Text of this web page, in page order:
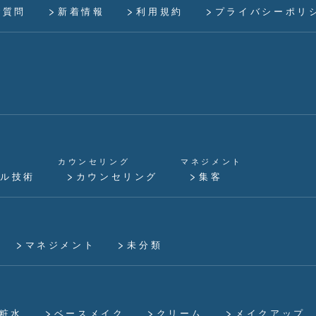
問 新着情報 利用規約 プライバシーポリ
技術
カウンセリング
カウンセリング
マネジメント
集客
マネジメント 未分類
水 ベースメイク クリーム メイクアップ